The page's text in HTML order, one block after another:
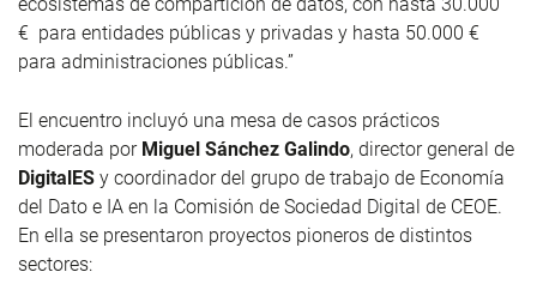
ecosistemas de compartición de datos, con hasta 30.000
€ para entidades públicas y privadas y hasta 50.000 €
para administraciones públicas.”
El encuentro incluyó una mesa de casos prácticos
moderada por Miguel Sánchez Galindo, director general de
DigitalES y coordinador del grupo de trabajo de Economía
del Dato e IA en la Comisión de Sociedad Digital de CEOE.
En ella se presentaron proyectos pioneros de distintos
sectores: